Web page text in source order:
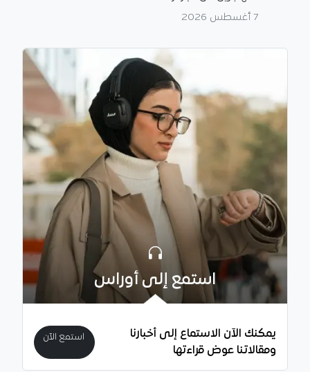
7 أغسطس 2026
استمع إلى أوراس
يمكنك الآن الاستماع إلى أخبارنا
ومقالاتنا عوض قراءتها
استمع الآن